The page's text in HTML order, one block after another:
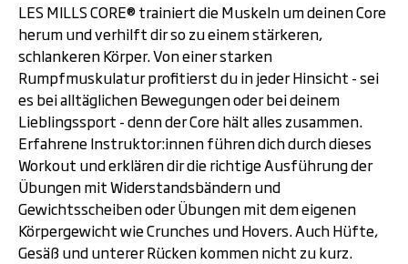
LES MILLS CORE® trainiert die Muskeln um deinen Core
herum und verhilft dir so zu einem stärkeren,
schlankeren Körper. Von einer starken
Rumpfmuskulatur profitierst du in jeder Hinsicht - sei
es bei alltäglichen Bewegungen oder bei deinem
Lieblingssport - denn der Core hält alles zusammen.
Erfahrene Instruktor:innen führen dich durch dieses
Workout und erklären dir die richtige Ausführung der
Übungen mit Widerstandsbändern und
Gewichtsscheiben oder Übungen mit dem eigenen
Körpergewicht wie Crunches und Hovers. Auch Hüfte,
Gesäß und unterer Rücken kommen nicht zu kurz.